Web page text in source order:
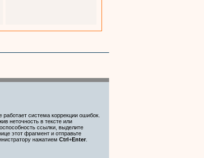
работает система коррекции ошибок.
неточность в тексте или
ссылки, выделите
этот фрагмент и отправьте
нажатием Ctrl+Enter